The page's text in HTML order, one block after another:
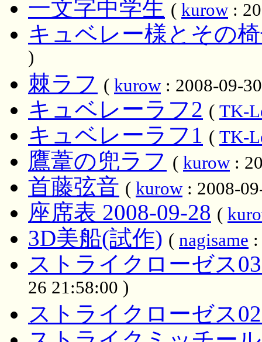
一文字中学生 ( kurow:
キュベレー様とその
)
棘ラフ ( kurow: 2008-09-
キュベレーラフ2 ( TK-
キュベレーラフ1 ( TK-
鷹葦の兜ラフ ( kurow:
首藤弦音 ( kurow: 2008-
座席表 2008-09-28 (
3D美船(試作) ( nagisame
ストライクローゼス
26 21:58:00 )
ストライクローゼス